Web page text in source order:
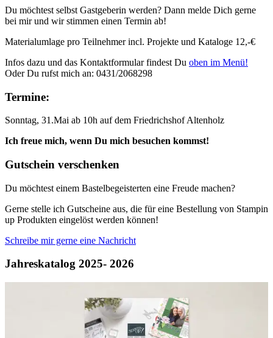
Du möchtest selbst Gastgeberin werden? Dann melde Dich gerne
bei mir und wir stimmen einen Termin ab!
Materialumlage pro Teilnehmer incl. Projekte und Kataloge 12,-€
Infos dazu und das Kontaktformular findest Du oben im Menü!
Oder Du rufst mich an: 0431/2068298
Termine:
Sonntag, 31.Mai ab 10h auf dem Friedrichshof Altenholz
Ich freue mich, wenn Du mich besuchen kommst!
Gutschein verschenken
Du möchtest einem Bastelbegeisterten eine Freude machen?
Gerne stelle ich Gutscheine aus, die für eine Bestellung von Stampin
up Produkten eingelöst werden können!
Schreibe mir gerne eine Nachricht
Jahreskatalog 2025- 2026